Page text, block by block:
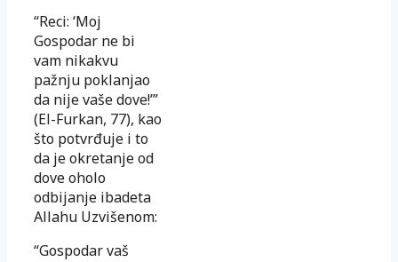
“Reci: ‘Moj
Gospodar ne bi
vam nikakvu
pažnju poklanjao
da nije vaše dove!’”
(El-Furkan, 77), kao
što potvrđuje i to
da je okretanje od
dove oholo
odbijanje ibadeta
Allahu Uzvišenom:
“Gospodar vaš